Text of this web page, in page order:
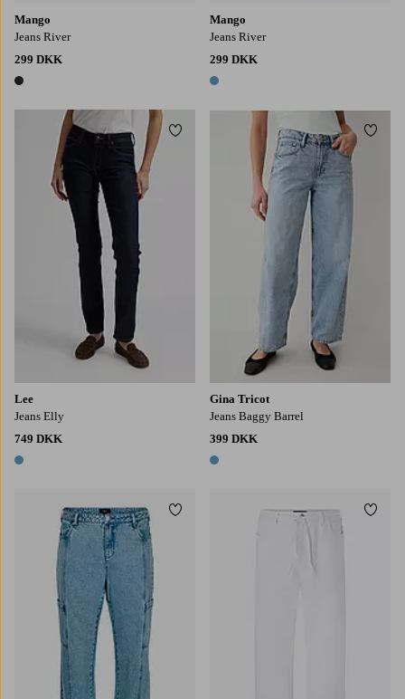
Mango
Jeans River
299 DKK
1 farve
Mango
Jeans River
299 DKK
1 farve
Lee
Jeans Elly
749 DKK
1 farve
Tilføj til favoritter
Gina Tricot
Jeans Baggy Barrel
399 DKK
1 farve
Tilføj til favoritter